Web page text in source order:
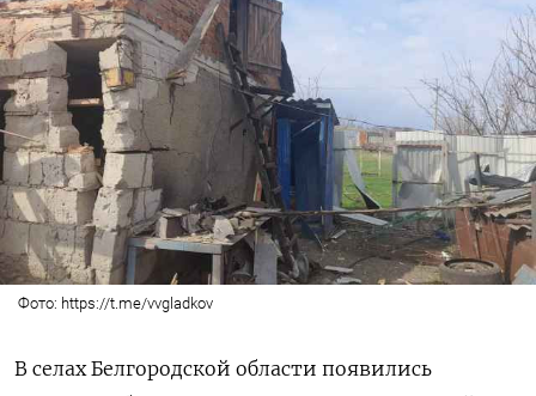
Фото: https://t.me/vvgladkov
В селах Белгородской области появились